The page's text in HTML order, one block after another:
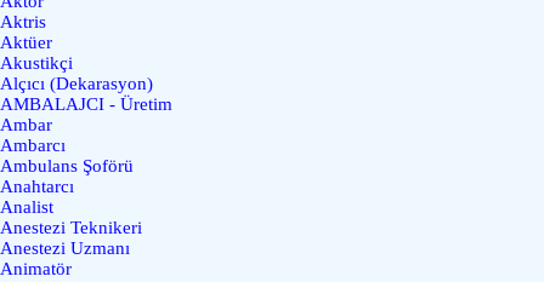
Aktris
Aktüer
Akustikçi
Alçıcı (Dekarasyon)
AMBALAJCI - Üretim
Ambar
Ambarcı
Ambulans Şoförü
Anahtarcı
Analist
Anestezi Teknikeri
Anestezi Uzmanı
Animatör